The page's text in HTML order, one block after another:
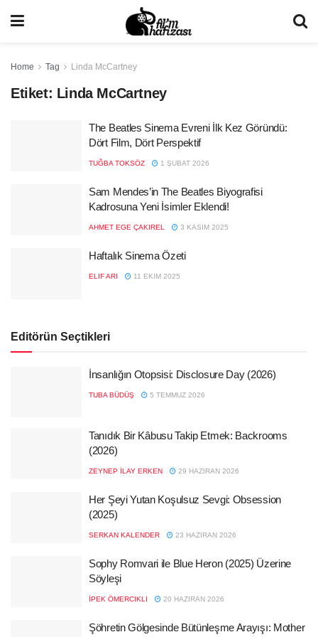
Home Tag Linda McCartney
Etiket: Linda McCartney
The Beatles Sinema Evreni İlk Kez Göründü:
Dört Film, Dört Perspektif
TUĞBA TOKSÖZ 1 ŞUBAT 2026
Sam Mendes’in The Beatles Biyografisi
Kadrosuna Yeni İsimler Eklendi!
AHMET EGE ÇAKIREL 3 KASIM 2025
Haftalık Sinema Özeti
ELIF ARI 11 EKIM 2025
Editörün Seçtikleri
İnsanlığın Otopsisi: Disclosure Day (2026)
TUBA BÜDÜŞ 5 TEMMUZ 2026
Tanıdık Bir Kâbusu Takip Etmek: Backrooms
(2026)
ZEYNEP İLAY ERKEN 29 HAZIRAN 2026
Her Şeyi Yutan Koşulsuz Sevgi: Obsession
(2025)
SERKAN KALENDER 23 HAZIRAN 2026
Sophy Romvari ile Blue Heron (2025) Üzerine
Söyleşi
İPEK ÖMERCIKLI 20 HAZIRAN 2026
Şöhretin Gölgesinde Bütünleşme Arayışı: Mother